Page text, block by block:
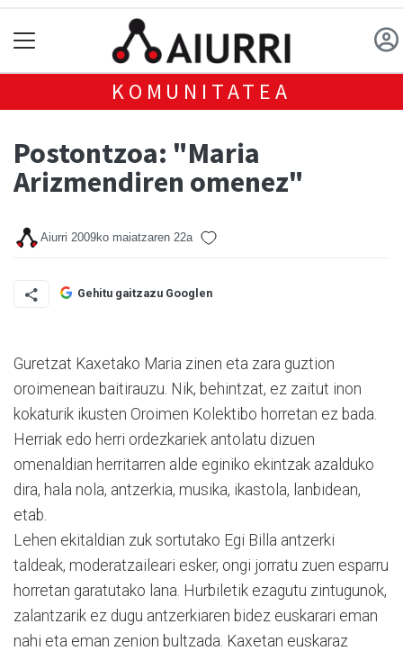
KOMUNITATEA
Postontzoa: "Maria
Arizmendiren omenez"
Aiurri 2009ko maiatzaren 22a
Gehitu gaitzazu Googlen
Guretzat Kaxetako Maria zinen eta zara guztion
oroimenean baitirauzu. Nik, behintzat, ez zaitut inon
kokaturik ikusten Oroimen Kolektibo horretan ez bada.
Herriak edo herri ordezkariek antolatu dizuen
omenaldian herritarren alde eginiko ekintzak azalduko
dira, hala nola, antzerkia, musika, ikastola, lanbidean,
etab.
Lehen ekitaldian zuk sortutako Egi Billa antzerki
taldeak, moderatzaileari esker, ongi jorratu zuen esparru
horretan garatutako lana. Hurbiletik ezagutu zintugunok,
zalantzarik ez dugu antzerkiaren bidez euskarari eman
nahi eta eman zenion bultzada. Kaxetan euskaraz